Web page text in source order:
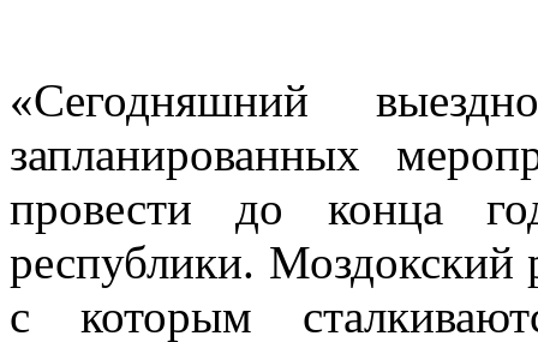
«Сегодняшний
запланированных
провести до конца
республики. Моздокский
с которым